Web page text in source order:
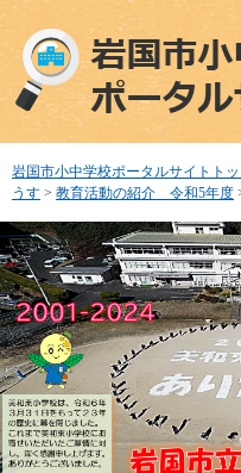
ペ
で
す
メ
ば
し
本
文
へ
岩国市小中学校ポータルサイトト
うす > 教育活動の紹介 令和5年度